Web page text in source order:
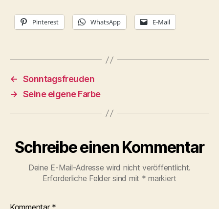
Pinterest WhatsApp E-Mail
← Sonntagsfreuden
→ Seine eigene Farbe
Schreibe einen Kommentar
Deine E-Mail-Adresse wird nicht veröffentlicht.
Erforderliche Felder sind mit * markiert